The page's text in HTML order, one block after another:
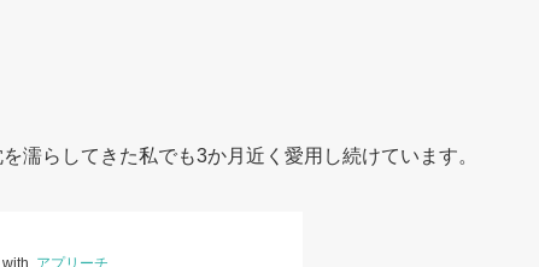
濡らしてきた私でも3か月近く愛用し続けています。
アプリーチ